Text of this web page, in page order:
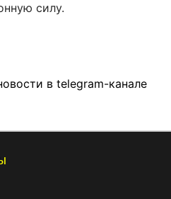
силу.
в telegram-канале